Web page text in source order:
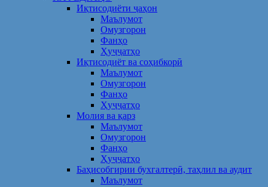
Иқтисодиёти ҷаҳон
Маълумот
Омузгорон
Фанҳо
Ҳуҷҷатҳо
Иқтисодиёт ва соҳибкорӣ
Маълумот
Омузгорон
Фанҳо
Ҳуҷҷатҳо
Молия ва қарз
Маълумот
Омузгорон
Фанҳо
Ҳуҷҷатҳо
Баҳисобгирии бухгалтерӣ, таҳлил ва аудит
Маълумот